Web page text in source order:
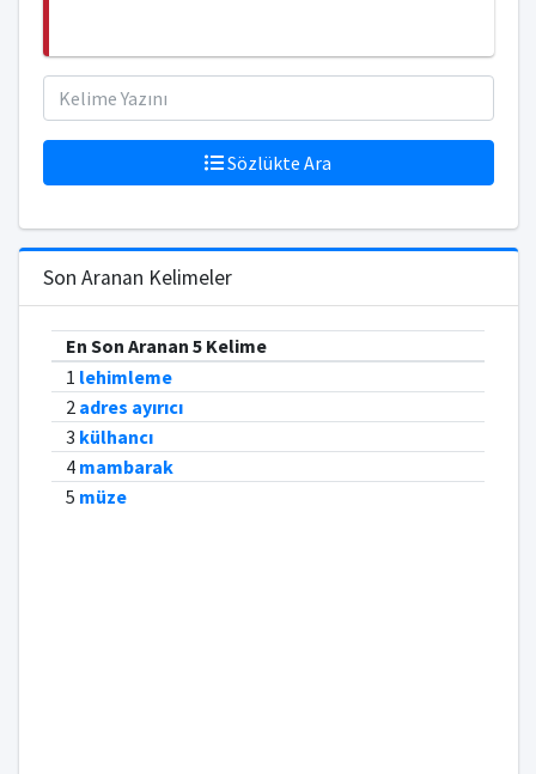
Sözlükte Ara
Son Aranan Kelimeler
En Son Aranan 5 Kelime
1 lehimleme
2 adres ayırıcı
3 külhancı
4 mambarak
5 müze